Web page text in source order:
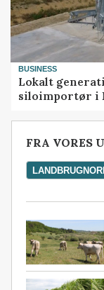
BUSINESS
Lokalt
siloimportør i
FRA VORES